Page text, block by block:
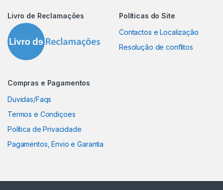
Livro de Reclamações
Políticas do Site
Contactos e Localização
Resolução de conflitos
Compras e Pagamentos
Duvidas/Faqs
Termos e Condiçoes
Política de Privacidade
Pagamentos, Envio e Garantia